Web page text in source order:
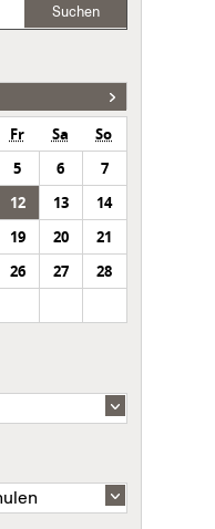
Suchen
Fr Sa
So
5 6
7
12 13
14
19 20
21
26 27
28